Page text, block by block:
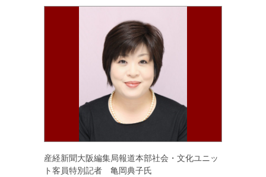
産経新聞大阪編集局報道本部社会・文化ユニッ
ト客員特別記者 亀岡典子氏